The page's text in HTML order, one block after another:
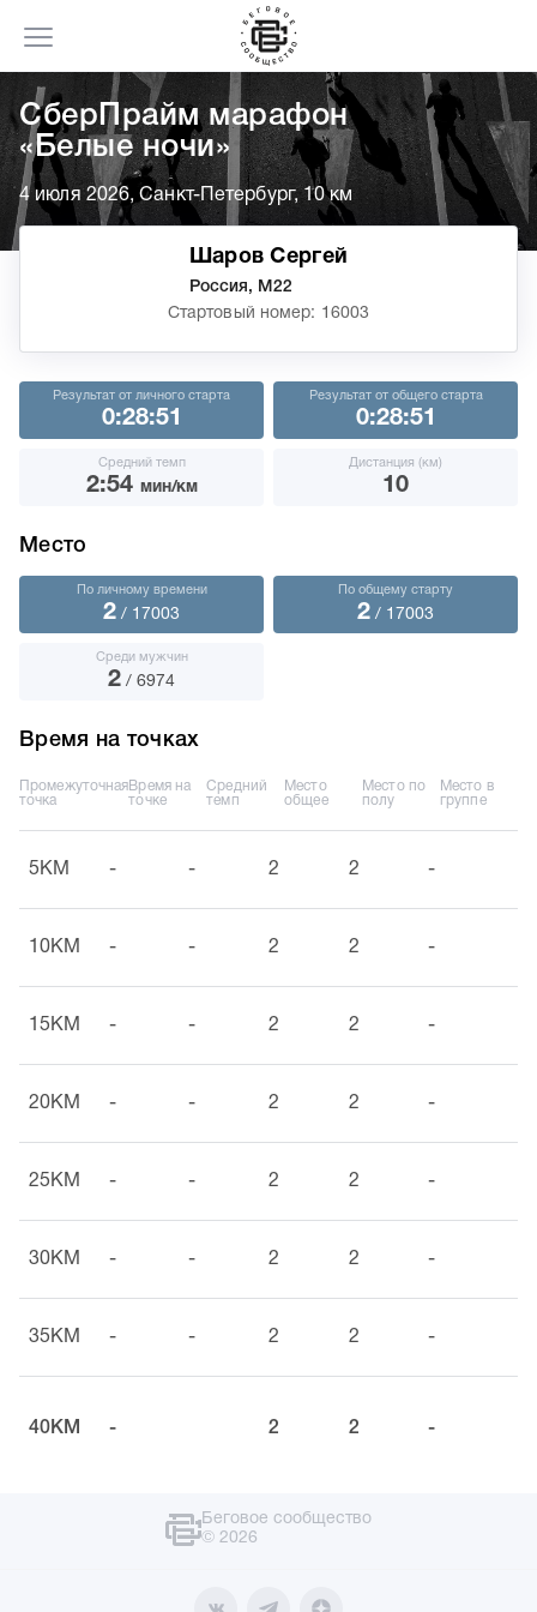
СберПрайм марафон
«Белые ночи»
4 июля 2026, Санкт-Петербург, 10 км
Шаров Сергей
Россия, М22
Стартовый номер: 16003
Результат от личного старта
0:28:51
Результат от общего старта
0:28:51
Средний темп
2:54 мин/км
Дистанция (км)
10
Место
По личному времени
2 / 17003
По общему старту
2 / 17003
Среди мужчин
2 / 6974
Время на точках
Промежуточная
точка
Время на
точке
Средний
темп
Место
общее
Место по
полу
Место в
группе
5KM - - 2 2 -
10KM - - 2 2 -
15KM - - 2 2 -
20KM - - 2 2 -
25KM - - 2 2 -
30KM - - 2 2 -
35KM - - 2 2 -
40KM - 2 2 -
Беговое сообщество
© 2026